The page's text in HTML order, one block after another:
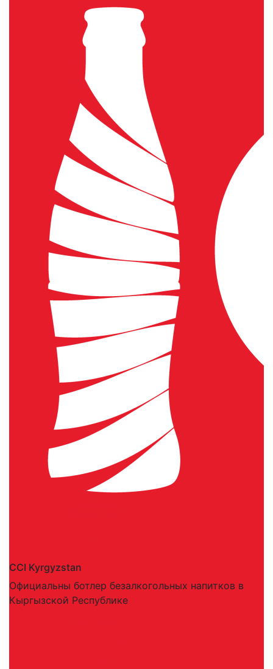
CCI Kyrgyzstan
Официальны ботлер безалкогольных напитков в
Кыргызской Республике